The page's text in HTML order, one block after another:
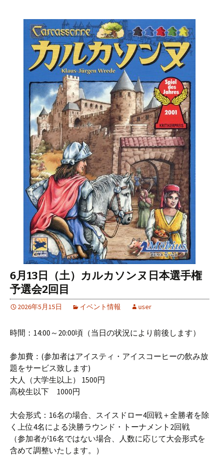
6月13日（土）カルカソンヌ日本選手権
予選会2回目
2026年5月15日 イベント情報 user
時間：14:00～20:00頃（当日の状況により前後します）
参加費：(参加者はアイスティ・アイスコーヒーの飲み放
題をサービス致します)
大人（大学生以上） 1500円
高校生以下 1000円
大会形式：16名の場合、スイスドロー4回戦＋全勝者を除
く上位4名による決勝ラウンド・トーナメント2回戦
（参加者が16名ではない場合、人数に応じて大会形式を
含めて調整いたします。）